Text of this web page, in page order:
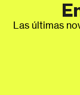
Las últimas